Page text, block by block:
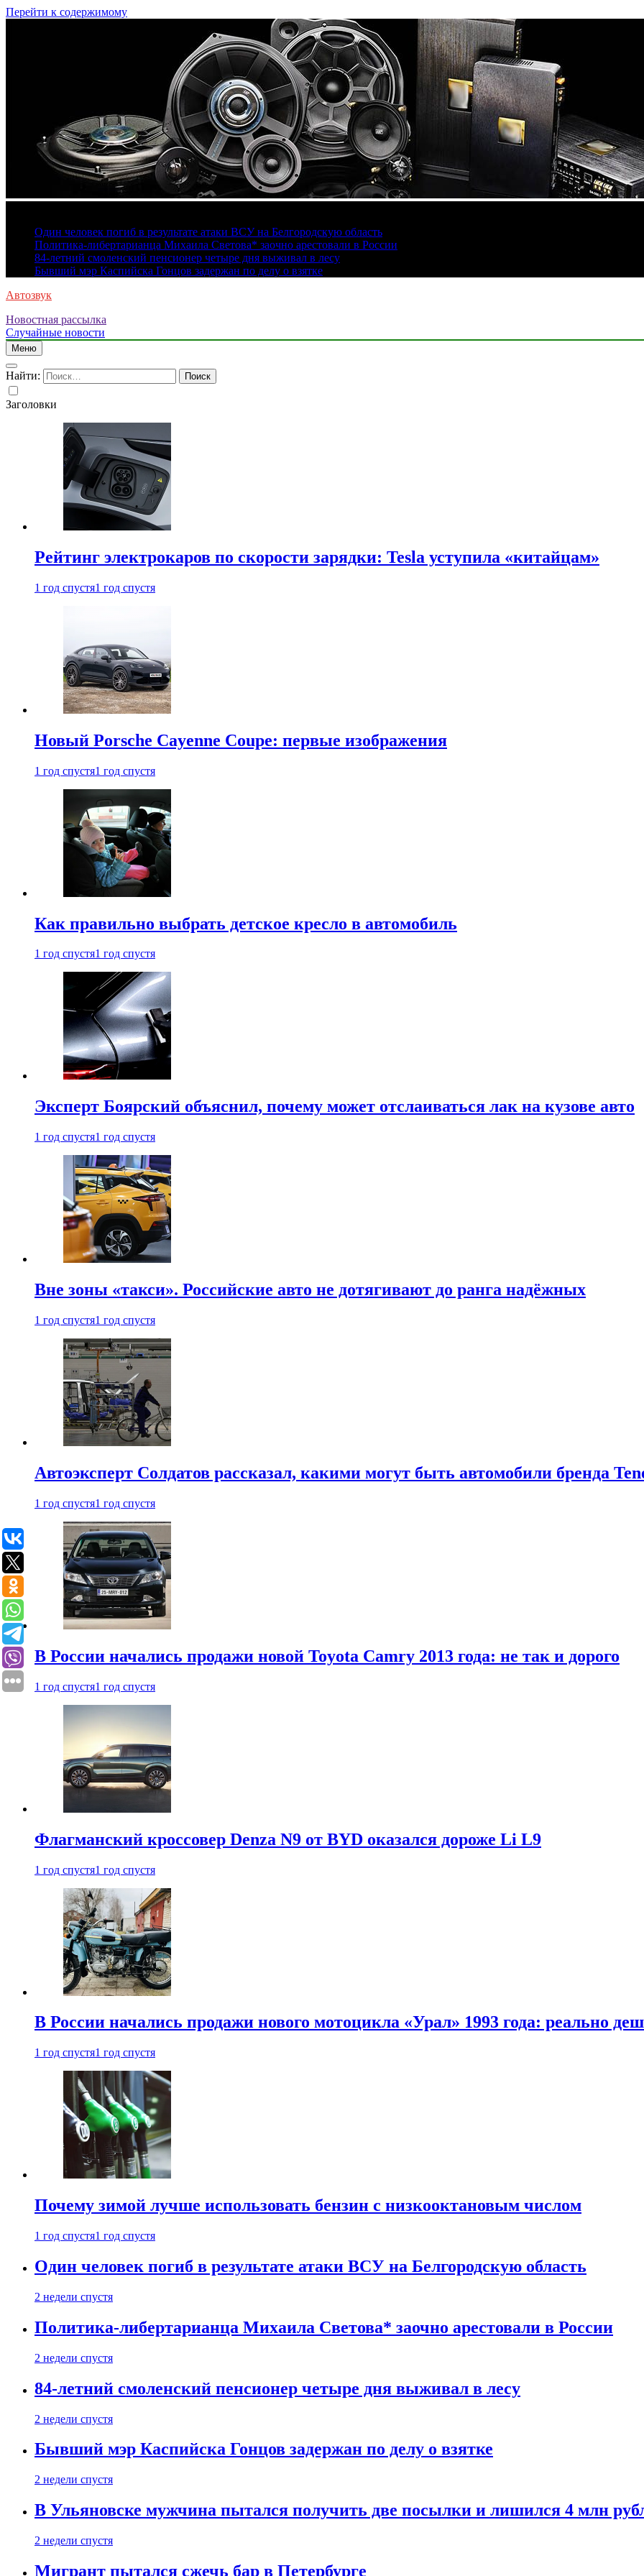
Перейти к содержимому
Один человек погиб в результате атаки ВСУ на Белгородскую область
Политика-либертарианца Михаила Светова* заочно арестовали в России
84-летний смоленский пенсионер четыре дня выживал в лесу
Бывший мэр Каспийска Гонцов задержан по делу о взятке
Автозвук
Новостная рассылка
Случайные новости
Меню
Найти:
Заголовки
Рейтинг электрокаров по скорости зарядки: Tesla уступила «китайцам»
1 год спустя1 год спустя
Новый Porsche Cayenne Coupe: первые изображения
1 год спустя1 год спустя
Как правильно выбрать детское кресло в автомобиль
1 год спустя1 год спустя
Эксперт Боярский объяснил, почему может отслаиваться лак на кузове авто
1 год спустя1 год спустя
Вне зоны «такси». Российские авто не дотягивают до ранга надёжных
1 год спустя1 год спустя
Автоэксперт Солдатов рассказал, какими могут быть автомобили бренда
1 год спустя1 год спустя
В России начались продажи новой Toyota Camry 2013 года: не так и дорого
1 год спустя1 год спустя
Флагманский кроссовер Denza N9 от BYD оказался дороже Li L9
1 год спустя1 год спустя
В России начались продажи нового мотоцикла «Урал» 1993 года: реально
1 год спустя1 год спустя
Почему зимой лучше использовать бензин с низкооктановым числом
1 год спустя1 год спустя
Один человек погиб в результате атаки ВСУ на Белгородскую область
2 недели спустя
Политика-либертарианца Михаила Светова* заочно арестовали в России
2 недели спустя
84-летний смоленский пенсионер четыре дня выживал в лесу
2 недели спустя
Бывший мэр Каспийска Гонцов задержан по делу о взятке
2 недели спустя
В Ульяновске мужчина пытался получить две посылки и лишился 4 млн
2 недели спустя
Мигрант пытался сжечь бар в Петербурге